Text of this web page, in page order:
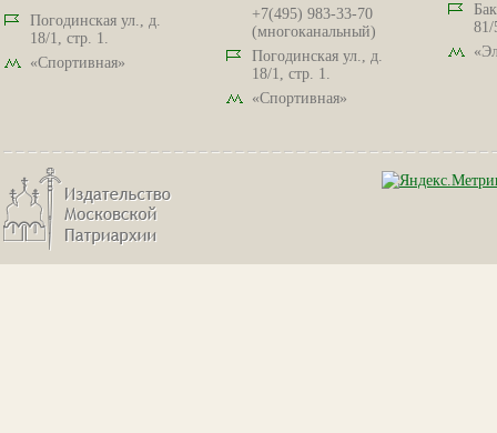
Погодинская ул., д.
18/1, стр. 1.
«Спортивная»
+7(495) 983-33-70
(многоканальный)
Погодинская ул., д.
18/1, стр. 1.
«Спортивная»
81/